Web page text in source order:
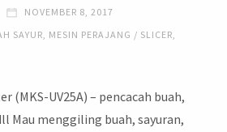
NOVEMBER 8, 2017
SAYUR MESIN PERAJANG / SLICER
(MKS-UV25A) – pencacah buah,
Mau menggiling buah, sayuran,